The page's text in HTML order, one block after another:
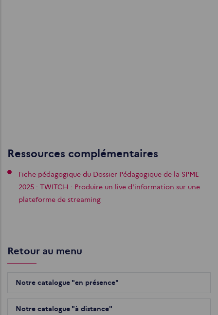
Ressources complémentaires
Fiche pédagogique du Dossier Pédagogique de la SPME
2025 : TWITCH : Produire un live d'information sur une
plateforme de streaming
Retour au menu
Notre catalogue "en présence"
Notre catalogue "à distance"